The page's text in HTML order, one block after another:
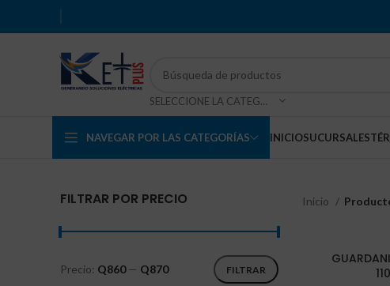
SELECCIONE LA CATEGORÍA
NAVEGAR POR LAS CATEGORÍAS INICIOSUCURSALES
FILTRAR POR PRECIO
FILTRAR
Precio: Q860— Q870
Inicio